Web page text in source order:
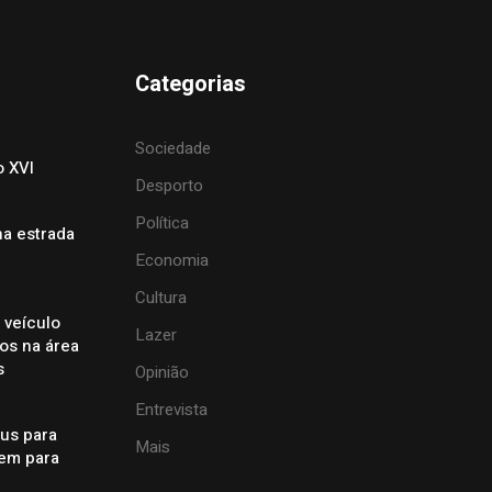
XVI
estrada
veículo
na área
para
para
Categorias
Sociedade
Desporto
Política
Economia
Cultura
Lazer
Opinião
Entrevista
Mais